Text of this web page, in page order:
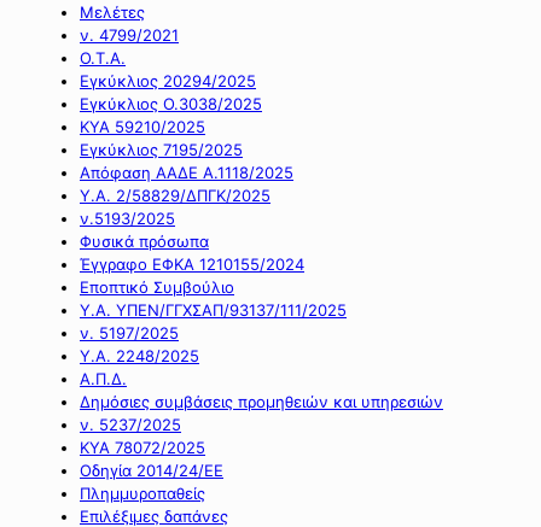
Μελέτες
ν. 4799/2021
Ο.Τ.Α.
Εγκύκλιος 20294/2025
Εγκύκλιος Ο.3038/2025
ΚΥΑ 59210/2025
Εγκύκλιος 7195/2025
Απόφαση ΑΑΔΕ Α.1118/2025
Υ.Α. 2/58829/ΔΠΓΚ/2025
ν.5193/2025
Φυσικά πρόσωπα
Έγγραφο ΕΦΚΑ 1210155/2024
Εποπτικό Συμβούλιο
Υ.Α. ΥΠΕΝ/ΓΓΧΣΑΠ/93137/111/2025
ν. 5197/2025
Υ.Α. 2248/2025
Α.Π.Δ.
Δημόσιες συμβάσεις προμηθειών και υπηρεσιών
ν. 5237/2025
ΚΥΑ 78072/2025
Οδηγία 2014/24/ΕΕ
Πλημμυροπαθείς
Επιλέξιμες δαπάνες